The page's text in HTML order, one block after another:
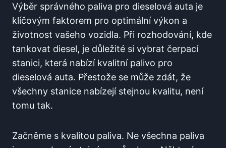
Výběr správného paliva pro dieselová‍ auta je
klíčovým ⁢faktorem pro optimální‍ výkon⁣ a
⁣životnost vašeho⁢ vozidla. Při rozhodování, kde
tankovat diesel, je důležité si vybrat čerpací
stanici, která‌ nabízí kvalitní palivo pro⁣
dieselová auta. Přestože se může zdát, že
všechny ⁣stanice nabízejí stejnou kvalitu, není
‍tomu tak.
Začněme s kvalitou ⁤paliva. ⁢Ne všechna paliva‌